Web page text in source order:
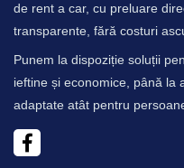
de rent a car, cu preluare
transparente, fără costuri
Punem la dispoziție soluții
ieftine și economice, până la
adaptate atât pentru